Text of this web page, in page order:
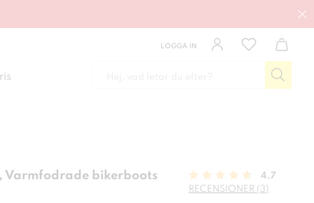
LOGGA IN
Varmfodrade bikerboots
4.7
RECENSIONER (3)